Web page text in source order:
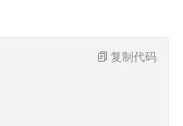
复制代码